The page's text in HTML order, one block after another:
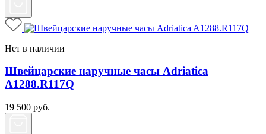
Нет в наличии
Швейцарские наручные часы Adriatica
A1288.R117Q
19 500 руб.